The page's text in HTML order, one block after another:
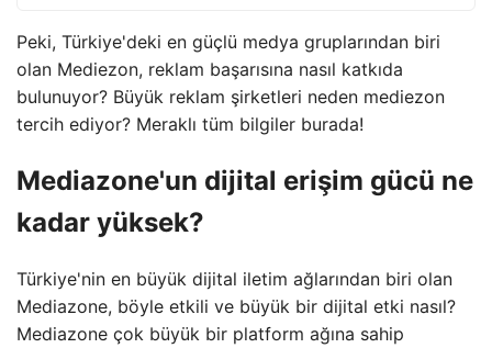
Peki, Türkiye'deki en güçlü medya gruplarından biri
olan Mediezon, reklam başarısına nasıl katkıda
bulunuyor? Büyük reklam şirketleri neden mediezon
tercih ediyor? Meraklı tüm bilgiler burada!
Mediazone'un dijital erişim gücü ne
kadar yüksek?
Türkiye'nin en büyük dijital iletim ağlarından biri olan
Mediazone, böyle etkili ve büyük bir dijital etki nasıl?
Mediazone çok büyük bir platform ağına sahip